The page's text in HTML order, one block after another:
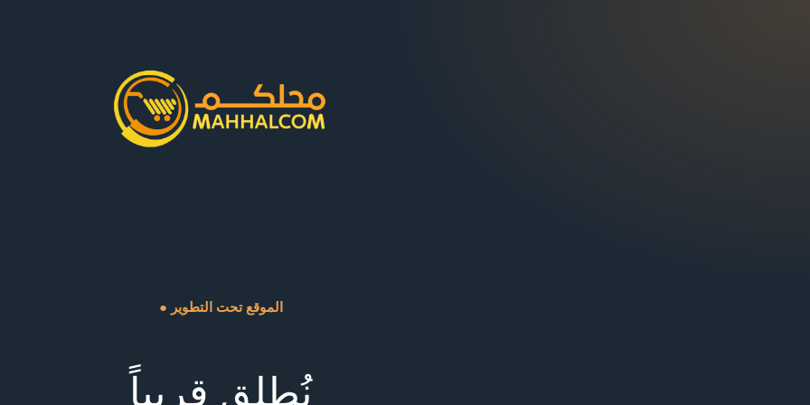
● الموقع تحت التطوير
نُطلق قريباً